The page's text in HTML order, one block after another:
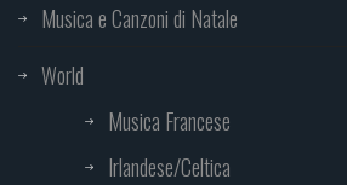
Musica e Canzoni di Natale
World
Musica Francese
Irlandese/Celtica